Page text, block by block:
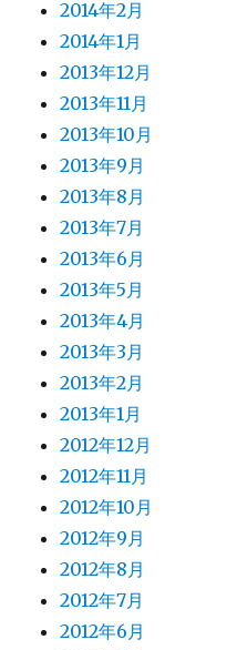
2014年2月
2014年1月
2013年12月
2013年11月
2013年10月
2013年9月
2013年8月
2013年7月
2013年6月
2013年5月
2013年4月
2013年3月
2013年2月
2013年1月
2012年12月
2012年11月
2012年10月
2012年9月
2012年8月
2012年7月
2012年6月